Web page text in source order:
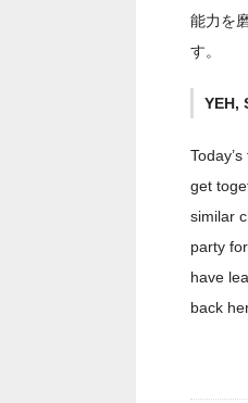
能力を
す。
YEH,
get
similar
party
have
back